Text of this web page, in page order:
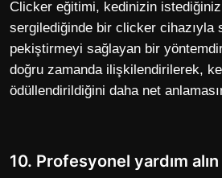
Clicker eğitimi, kedinizin istediğiniz
sergilediğinde bir clicker cihazıyla
pekiştirmeyi sağlayan bir
doğru zamanda ilişkilendirilerek,
ödüllendirildiğini daha net
10. Profesyonel yardım alın